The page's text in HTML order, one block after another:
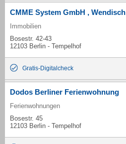
CMME System GmbH ,
Immobilien
Bosestr. 42-43
12103 Berlin - Tempelhof
Gratis-Digitalcheck
Dodos Berliner Ferienwohnung
Ferienwohnungen
Bosestr. 45
12103 Berlin - Tempelhof